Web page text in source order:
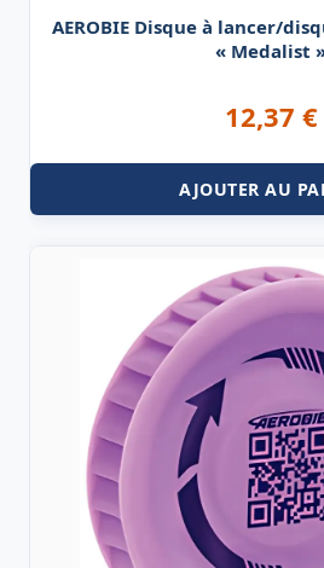
AEROBIE Disque à lancer/
« Medalist
12,37 €
AJOUTER AU